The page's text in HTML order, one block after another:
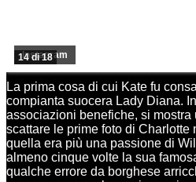
Instagram
14 di 18
La prima cosa di cui Kate fu
compianta suocera Lady Diana.
associazioni benefiche, si
scattare le prime foto di
quella era più una passione di
almeno cinque volte la sua
qualche errore da borghese